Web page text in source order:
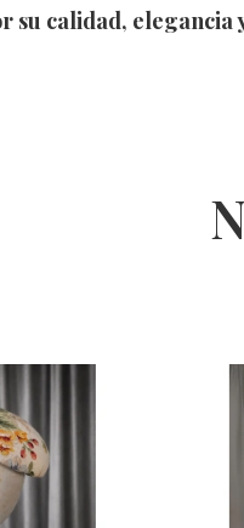
su calidad, elegancia